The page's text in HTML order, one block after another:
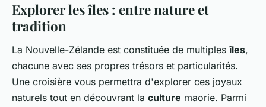
Explorer les îles : entre nature et
tradition
La Nouvelle-Zélande est constituée de multiplesîles,
chacune avec ses propres trésors et particularités.
Une croisière vous permettra d'explorer ces joyaux
naturels tout en découvrant la culture maorie. Parmi